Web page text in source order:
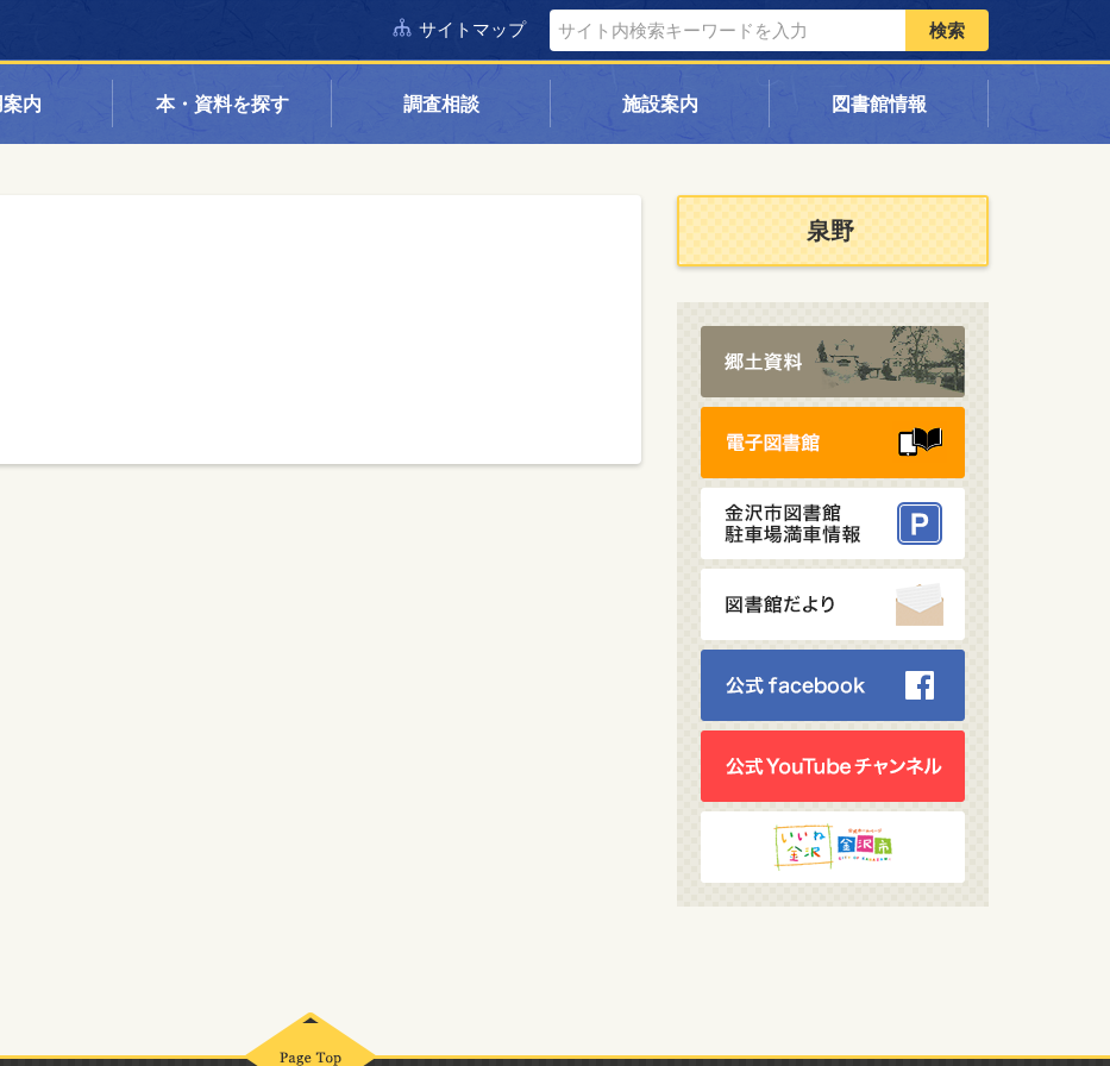
サイトマップ 検索
内 本・資料を探す 調査相談 施設案内 図書館情報
泉野